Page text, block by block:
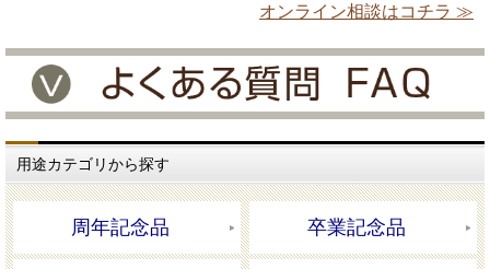
オンライン相談はコチラ ≫
用途カテゴリから探す
周年記念品 卒業記念品